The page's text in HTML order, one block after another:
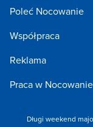
Poleć Nocowanie
Współpraca
Reklama
Praca w
Długi weekend